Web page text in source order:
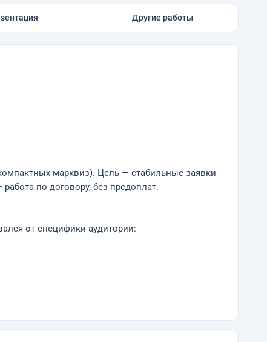
Другие работы
марквиз). Цель — стабильные заявки
по договору, без предоплат.
от специфики аудитории: